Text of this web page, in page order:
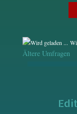
Ältere Umfragen